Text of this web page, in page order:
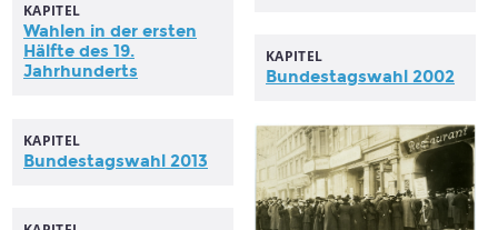
KAPITEL
Wahlen in der ersten
Hälfte des 19.
Jahrhunderts
KAPITEL
Bundestagswahl 2002
KAPITEL
Bundestagswahl 2013